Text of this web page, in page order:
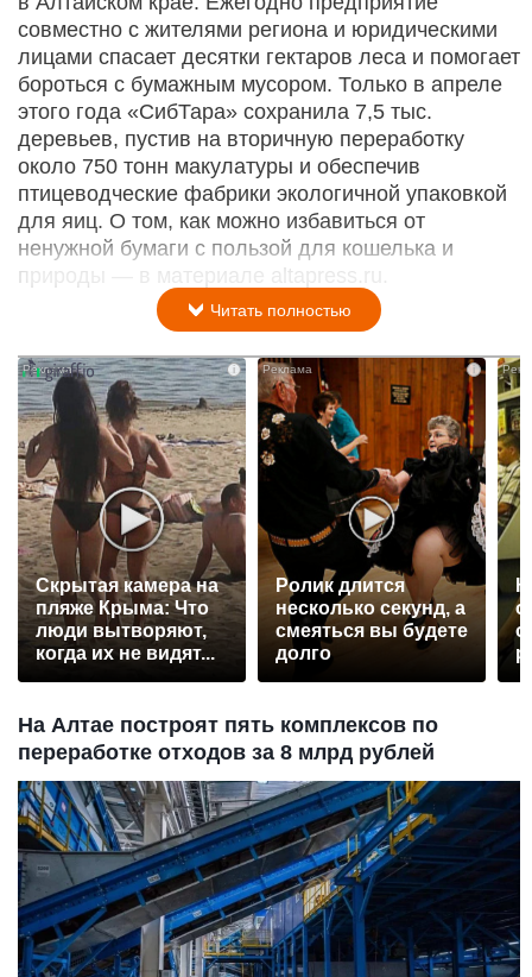
совместно с жителями региона и юридическими
лицами спасает десятки гектаров леса и помогает
бороться с бумажным мусором. Только в апреле
этого года «СибТара» сохранила 7,5 тыс.
деревьев, пустив на вторичную переработку
около 750 тонн макулатуры и обеспечив
птицеводческие фабрики экологичной упаковкой
для яиц. О том, как можно избавиться от
ненужной бумаги с пользой для кошелька и
природы — в материале altapress.ru.
Читать полностью
i
Скрытая камера на
пляже Крыма: Что
люди вытворяют,
когда их не видят...
Ролик длится
несколько секунд, а
смеяться вы будете
долго
На Алтае построят пять комплексов по
переработке отходов за 8 млрд рублей